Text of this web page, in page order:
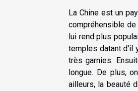
La Chine est un
compréhensible
lui rend plus
temples datant d'il
très garnies.
longue. De plus,
ailleurs, la beauté